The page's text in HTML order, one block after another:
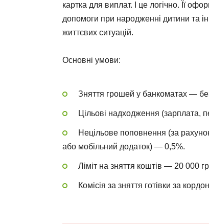
картка для виплат. І це логічно. Її
допомоги при народженні дитини та
життєвих ситуацій.
Основні умови:
Зняття грошей у банкоматах — без
Цільові надходження (зарплата,
Нецільове поповнення (за
або мобільний додаток) — 0,5%.
Ліміт на зняття коштів — 20 000
Комісія за зняття готівки за